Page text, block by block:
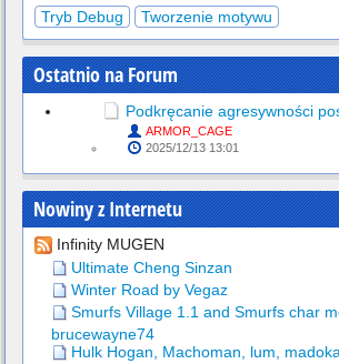
Tryb Debug
Tworzenie motywu
Ostatnio na Forum
Podkręcanie agresywności
ARMOR_CAGE
2025/12/13 13:01
Nowiny z Internetu
Infinity MUGEN
Ultimate Cheng Sinzan
Winter Road by Vegaz
Smurfs Village 1.1 and Smurfs char
brucewayne74
Hulk Hogan, Machoman, lum,